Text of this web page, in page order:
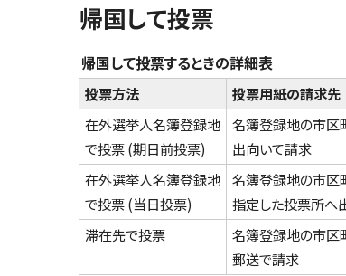
帰国して投票
帰国して投票するときの詳細表
投票方法 投票用紙の請求先
在外選挙人名簿登録地
で投票 (期日前投票)
名簿登録地の市区
出向いて請求
在外選挙人名簿登録地
で投票 (当日投票)
名簿登録地の市区
指定した投票所へ
滞在先で投票
名簿登録地の市区
郵送で請求